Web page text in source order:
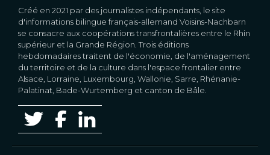
Créé en 2021 par des journalistes indépendants, le site
d'informations bilingue français-allemand Voisins-Nachbarn
se consacre aux coopérations transfrontalières entre le Rhin
supérieur et la Grande Région. Trois éditions
hebdomadaires traitent de l'économie, de l'aménagement
du territoire et de la culture dans l'espace frontalier entre
Alsace, Lorraine, Luxembourg, Wallonie, Sarre, Rhénanie-
Palatinat, Bade-Wurtemberg et canton de Bâle.